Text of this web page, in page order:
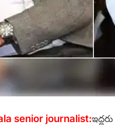
senior journalist: